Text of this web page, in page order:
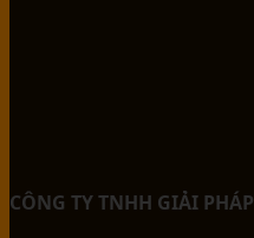
CÔNG TY TNHH GIẢI